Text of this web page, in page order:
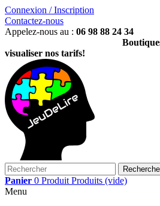
Connexion / Inscription
Contactez-nous
Appelez-nous au : 06 98 88 24 34
Boutiques,
visualiser nos tarifs!
Panier 0 Produit Produits (vide)
Menu